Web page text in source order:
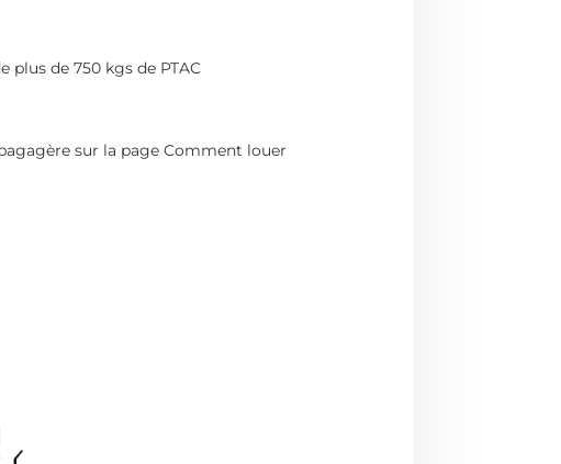
plus de 750 kgs de PTAC
sur la pageComment louer